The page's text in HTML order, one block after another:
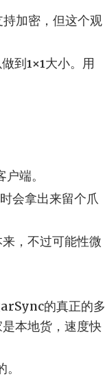
加密，但这个观
到1×1大小。用
端。
会拿出来留个爪
，不过可能性微
的真正的多
本地货，速度快